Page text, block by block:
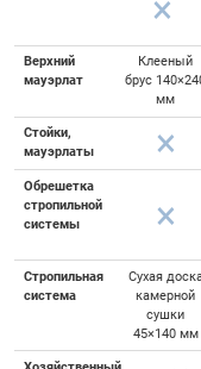
Верхний
мауэрлат
Клееный
брус
мм
Стойки,
мауэрлаты
Обрешетка
стропильной
системы
Стропильная
система
Сухая
камерной
сушки
45×140 мм